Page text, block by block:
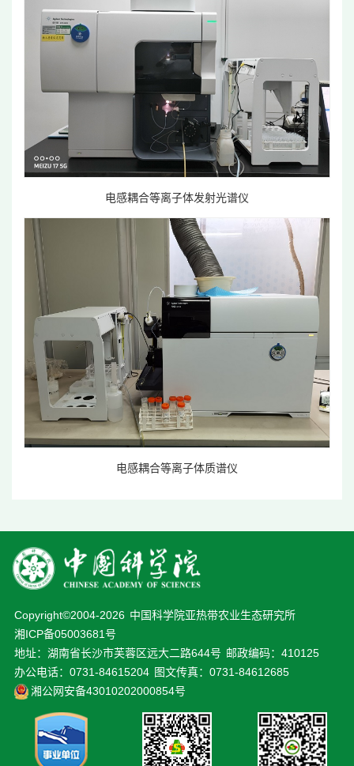
电感耦合等离子体发射光谱仪
电感耦合等离子体质谱仪
Copyright©2004-2026 中国科学院亚热带农业生态研究所
湘ICP备05003681号
地址：湖南省长沙市芙蓉区远大二路644号 邮政编码：410125
办公电话：0731-84615204 图文传真：0731-84612685
湘公网安备43010202000854号